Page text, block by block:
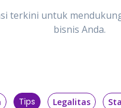
terkini untuk
bisnis Anda.
Tips Legalitas